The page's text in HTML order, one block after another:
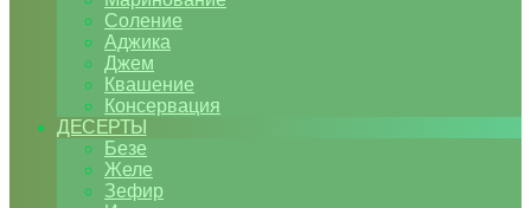
Соление
Аджика
Джем
Квашение
Консервация
ДЕСЕРТЫ
Безе
Желе
Зефир